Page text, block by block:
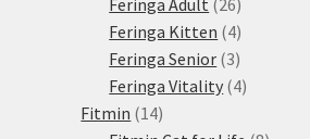
produktů
Feringa Kitten 44
produkty
Feringa Senior 33
produkty
Feringa Vitality 44
Fitmin 1414